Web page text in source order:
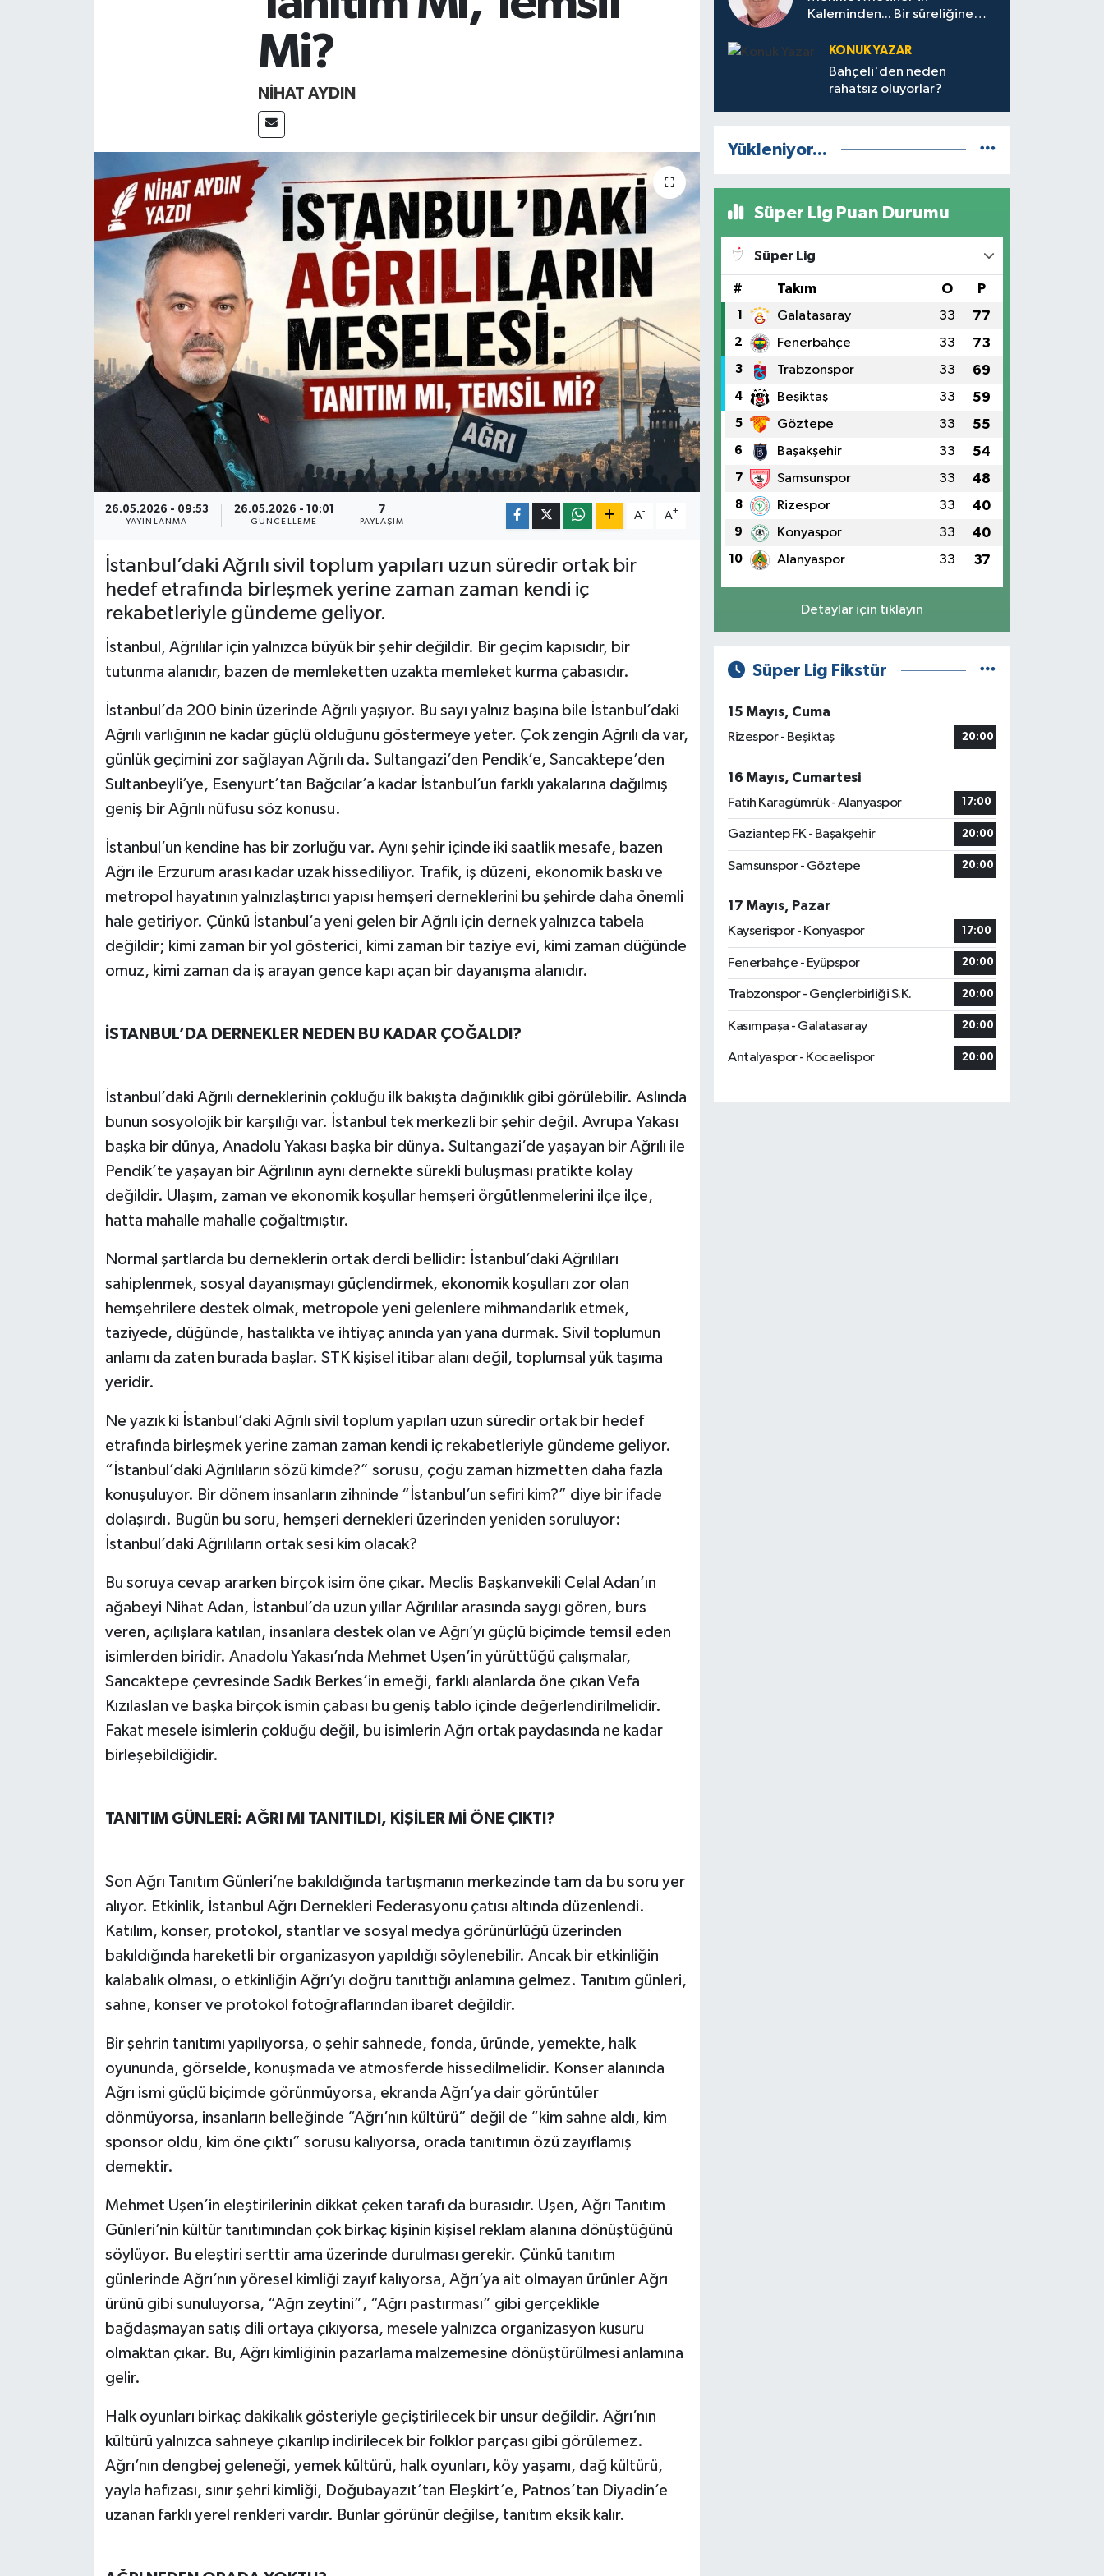
Mi?
NIHAT AYDIN
26.05.2026 - 09:53
YAYINLANMA
26.05.2026 - 10:01
GÜNCELLEME
7
PAYLAŞIM
A- A+
İstanbul’daki Ağrılı sivil toplum yapıları uzun süredir ortak bir
hedef etrafında birleşmek yerine zaman zaman kendi iç
rekabetleriyle gündeme geliyor.
İstanbul, Ağrılılar için yalnızca büyük bir şehir değildir. Bir geçim kapısıdır, bir
tutunma alanıdır, bazen de memleketten uzakta memleket kurma çabasıdır.
İstanbul’da 200 binin üzerinde Ağrılı yaşıyor. Bu sayı yalnız başına bile İstanbul’daki
Ağrılı varlığının ne kadar güçlü olduğunu göstermeye yeter. Çok zengin Ağrılı da var,
günlük geçimini zor sağlayan Ağrılı da. Sultangazi’den Pendik’e, Sancaktepe’den
Sultanbeyli’ye, Esenyurt’tan Bağcılar’a kadar İstanbul’un farklı yakalarına dağılmış
geniş bir Ağrılı nüfusu söz konusu.
İstanbul’un kendine has bir zorluğu var. Aynı şehir içinde iki saatlik mesafe, bazen
Ağrı ile Erzurum arası kadar uzak hissediliyor. Trafik, iş düzeni, ekonomik baskı ve
metropol hayatının yalnızlaştırıcı yapısı hemşeri derneklerini bu şehirde daha önemli
hale getiriyor. Çünkü İstanbul’a yeni gelen bir Ağrılı için dernek yalnızca tabela
değildir; kimi zaman bir yol gösterici, kimi zaman bir taziye evi, kimi zaman düğünde
omuz, kimi zaman da iş arayan gence kapı açan bir dayanışma alanıdır.
İSTANBUL’DA DERNEKLER NEDEN BU KADAR ÇOĞALDI?
İstanbul’daki Ağrılı derneklerinin çokluğu ilk bakışta dağınıklık gibi görülebilir. Aslında
bunun sosyolojik bir karşılığı var. İstanbul tek merkezli bir şehir değil. Avrupa Yakası
başka bir dünya, Anadolu Yakası başka bir dünya. Sultangazi’de yaşayan bir Ağrılı ile
Pendik’te yaşayan bir Ağrılının aynı dernekte sürekli buluşması pratikte kolay
değildir. Ulaşım, zaman ve ekonomik koşullar hemşeri örgütlenmelerini ilçe ilçe,
hatta mahalle mahalle çoğaltmıştır.
Normal şartlarda bu derneklerin ortak derdi bellidir: İstanbul’daki Ağrılıları
sahiplenmek, sosyal dayanışmayı güçlendirmek, ekonomik koşulları zor olan
hemşehrilere destek olmak, metropole yeni gelenlere mihmandarlık etmek,
taziyede, düğünde, hastalıkta ve ihtiyaç anında yan yana durmak. Sivil toplumun
anlamı da zaten burada başlar. STK kişisel itibar alanı değil, toplumsal yük taşıma
yeridir.
Ne yazık ki İstanbul’daki Ağrılı sivil toplum yapıları uzun süredir ortak bir hedef
etrafında birleşmek yerine zaman zaman kendi iç rekabetleriyle gündeme geliyor.
“İstanbul’daki Ağrılıların sözü kimde?” sorusu, çoğu zaman hizmetten daha fazla
konuşuluyor. Bir dönem insanların zihninde “İstanbul’un sefiri kim?” diye bir ifade
dolaşırdı. Bugün bu soru, hemşeri dernekleri üzerinden yeniden soruluyor:
İstanbul’daki Ağrılıların ortak sesi kim olacak?
Bu soruya cevap ararken birçok isim öne çıkar. Meclis Başkanvekili Celal Adan’ın
ağabeyi Nihat Adan, İstanbul’da uzun yıllar Ağrılılar arasında saygı gören, burs
veren, açılışlara katılan, insanlara destek olan ve Ağrı’yı güçlü biçimde temsil eden
isimlerden biridir. Anadolu Yakası’nda Mehmet Uşen’in yürüttüğü çalışmalar,
Sancaktepe çevresinde Sadık Berkes’in emeği, farklı alanlarda öne çıkan Vefa
Kızılaslan ve başka birçok ismin çabası bu geniş tablo içinde değerlendirilmelidir.
Fakat mesele isimlerin çokluğu değil, bu isimlerin Ağrı ortak paydasında ne kadar
birleşebildiğidir.
TANITIM GÜNLERİ: AĞRI MI TANITILDI, KİŞİLER Mİ ÖNE ÇIKTI?
Son Ağrı Tanıtım Günleri’ne bakıldığında tartışmanın merkezinde tam da bu soru yer
alıyor. Etkinlik, İstanbul Ağrı Dernekleri Federasyonu çatısı altında düzenlendi.
Katılım, konser, protokol, stantlar ve sosyal medya görünürlüğü üzerinden
bakıldığında hareketli bir organizasyon yapıldığı söylenebilir. Ancak bir etkinliğin
kalabalık olması, o etkinliğin Ağrı’yı doğru tanıttığı anlamına gelmez. Tanıtım günleri,
sahne, konser ve protokol fotoğraflarından ibaret değildir.
Bir şehrin tanıtımı yapılıyorsa, o şehir sahnede, fonda, üründe, yemekte, halk
oyununda, görselde, konuşmada ve atmosferde hissedilmelidir. Konser alanında
Ağrı ismi güçlü biçimde görünmüyorsa, ekranda Ağrı’ya dair görüntüler
dönmüyorsa, insanların belleğinde “Ağrı’nın kültürü” değil de “kim sahne aldı, kim
sponsor oldu, kim öne çıktı” sorusu kalıyorsa, orada tanıtımın özü zayıflamış
demektir.
Mehmet Uşen’in eleştirilerinin dikkat çeken tarafı da burasıdır. Uşen, Ağrı Tanıtım
Günleri’nin kültür tanıtımından çok birkaç kişinin kişisel reklam alanına dönüştüğünü
söylüyor. Bu eleştiri serttir ama üzerinde durulması gerekir. Çünkü tanıtım
günlerinde Ağrı’nın yöresel kimliği zayıf kalıyorsa, Ağrı’ya ait olmayan ürünler Ağrı
ürünü gibi sunuluyorsa, “Ağrı zeytini”, “Ağrı pastırması” gibi gerçeklikle
bağdaşmayan satış dili ortaya çıkıyorsa, mesele yalnızca organizasyon kusuru
olmaktan çıkar. Bu, Ağrı kimliğinin pazarlama malzemesine dönüştürülmesi anlamına
gelir.
Halk oyunları birkaç dakikalık gösteriyle geçiştirilecek bir unsur değildir. Ağrı’nın
kültürü yalnızca sahneye çıkarılıp indirilecek bir folklor parçası gibi görülemez.
Ağrı’nın dengbej geleneği, yemek kültürü, halk oyunları, köy yaşamı, dağ kültürü,
yayla hafızası, sınır şehri kimliği, Doğubayazıt’tan Eleşkirt’e, Patnos’tan Diyadin’e
uzanan farklı yerel renkleri vardır. Bunlar görünür değilse, tanıtım eksik kalır.
Kaleminden... Bir süreliğine
KONUK YAZAR
Bahçeli'den neden
rahatsız oluyorlar?
Yükleniyor...
Süper Lig Puan Durumu
Süper Lig
# Takım O P
1 Galatasaray 33 77
2 Fenerbahçe 33 73
3 Trabzonspor 33 69
4 Beşiktaş 33 59
5 Göztepe 33 55
6 Başakşehir 33 54
7 Samsunspor 33 48
8 Rizespor 33 40
9 Konyaspor 33 40
10 Alanyaspor 33 37
Detaylar için tıklayın
Süper Lig Fikstür
15 Mayıs, Cuma
Rizespor - Beşiktaş
20:00
16 Mayıs, Cumartesi
Fatih Karagümrük - Alanyaspor
17:00
Gaziantep FK - Başakşehir 20:00
Samsunspor - Göztepe 20:00
17 Mayıs, Pazar
Kayserispor - Konyaspor
17:00
Fenerbahçe - Eyüpspor 20:00
Trabzonspor - Gençlerbirliği S.K. 20:00
Kasımpaşa - Galatasaray 20:00
Antalyaspor - Kocaelispor 20:00
Mudanya
Özel Haber
Politika
Teknoloji